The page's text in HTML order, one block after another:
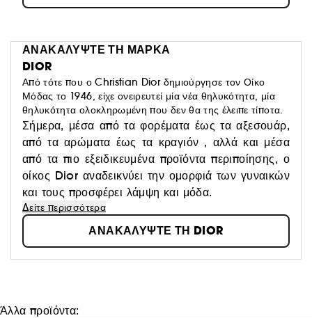
ΑΝΑΚΑΛΥΨΤΕ ΤΗ ΜΑΡΚΑ
DIOR
Από τότε που ο Christian Dior δημιούργησε τον Οίκο
Μόδας το 1946, είχε ονειρευτεί μία νέα θηλυκότητα, μία
θηλυκότητα ολοκληρωμένη που δεν θα της έλειπε τίποτα.
Σήμερα, μέσα από τα φορέματα έως τα αξεσουάρ,
από τα αρώματα έως τα κραγιόν , αλλά και μέσα
από τα πιο εξειδικευμένα προϊόντα περιποίησης, ο
οίκος Dior αναδεικνύει την ομορφιά των γυναικών
και τους προσφέρει λάμψη και μόδα.
Δείτε περισσότερα
ΑΝΑΚΑΛΥΨΤΕ ΤΗ DIOR
Άλλα προϊόντα: